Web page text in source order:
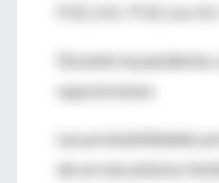
P (E | H) / P (E | no
Durante la
suposiciones:
Las probabilidades
de un mecanismo